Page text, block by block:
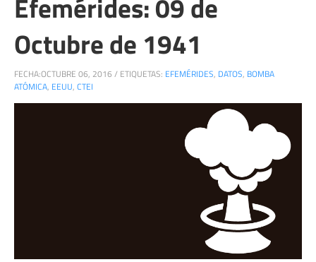
Octubre de 1941
FECHA:OCTUBRE 06, 2016 / ETIQUETAS: EFEMÉRIDES, DATOS, BOMBA
ATÓMICA, EEUU, CTEI